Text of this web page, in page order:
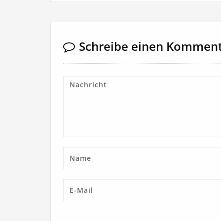
Schreibe einen